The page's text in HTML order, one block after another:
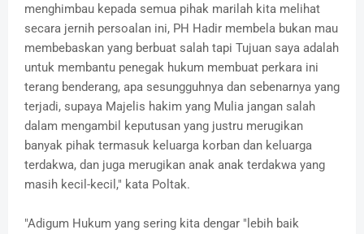
menghimbau kepada semua pihak marilah kita melihat
secara jernih persoalan ini, PH Hadir membela bukan mau
membebaskan yang berbuat salah tapi Tujuan saya adalah
untuk membantu penegak hukum membuat perkara ini
terang benderang, apa sesungguhnya dan sebenarnya yang
terjadi, supaya Majelis hakim yang Mulia jangan salah
dalam mengambil keputusan yang justru merugikan
banyak pihak termasuk keluarga korban dan keluarga
terdakwa, dan juga merugikan anak anak terdakwa yang
masih kecil-kecil," kata Poltak.
"Adigum Hukum yang sering kita dengar "lebih baik